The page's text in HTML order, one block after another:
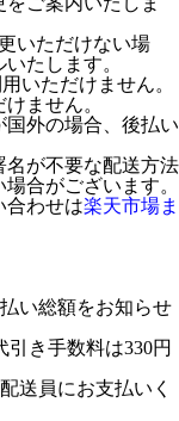
いただけない場
たします。
いただけません。
ません。
外の場合、後払い
が不要な配送方法
合がございます。
合わせは楽天市場ま
い総額をお知らせ
き手数料は330円
送員にお支払いく